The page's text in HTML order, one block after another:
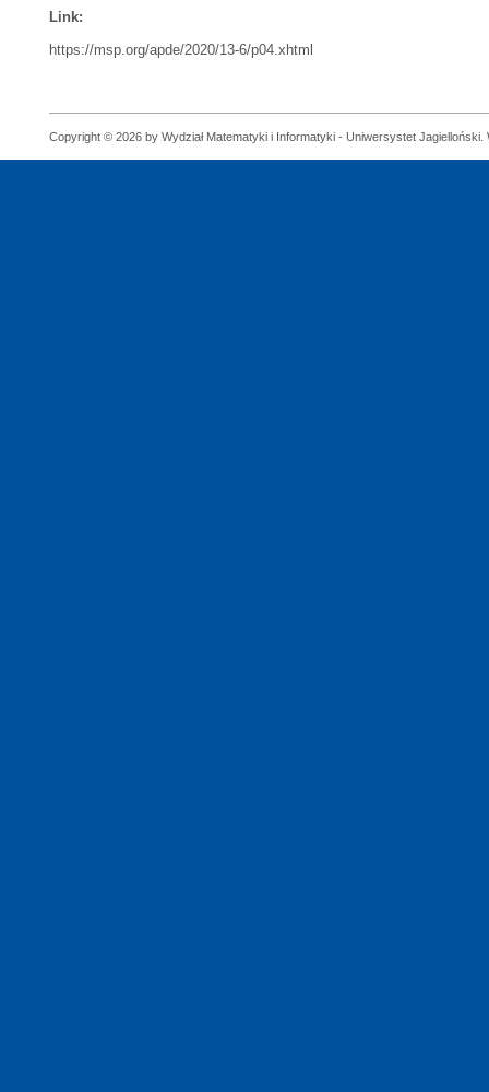
Link:
https://msp.org/apde/2020/13-6/p04.xhtml
Copyright © 2026 by Wydział Matematyki i Informatyki - Uniwersystet